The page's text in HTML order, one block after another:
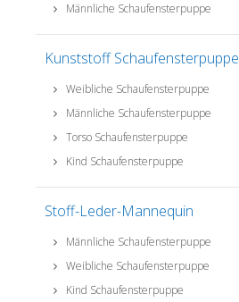
Männliche Schaufensterpuppe
Kunststoff Schaufensterpuppe
Weibliche Schaufensterpuppe
Männliche Schaufensterpuppe
Torso Schaufensterpuppe
Kind Schaufensterpuppe
Stoff-Leder-Mannequin
Männliche Schaufensterpuppe
Weibliche Schaufensterpuppe
Kind Schaufensterpuppe